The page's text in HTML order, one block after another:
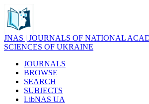
JNAS | JOURNALS OF NATIONAL
SCIENCES OF UKRAINE
JOURNALS
BROWSE
SEARCH
SUBJECTS
LibNAS UA